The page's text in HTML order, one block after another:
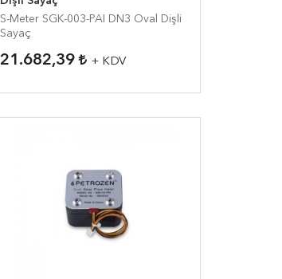
S-Meter SGK-003-PAI DN3 Oval Dişli
Sayaç
21.682,39 + KDV